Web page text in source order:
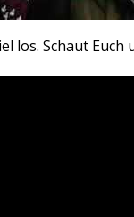
los. Schaut